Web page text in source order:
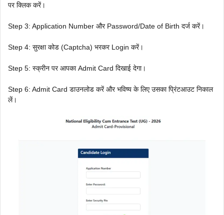
पर क्लिक करें।
Step 3: Application Number और Password/Date of Birth दर्ज करें।
Step 4: सुरक्षा कोड (Captcha) भरकर Login करें।
Step 5: स्क्रीन पर आपका Admit Card दिखाई देगा।
Step 6: Admit Card डाउनलोड करें और भविष्य के लिए उसका प्रिंटआउट निकाल
लें।